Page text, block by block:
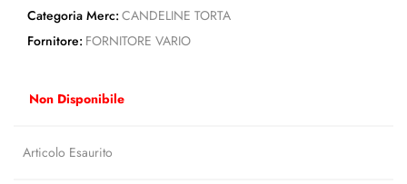
Categoria Merc: CANDELINE TORTA
Fornitore: FORNITORE VARIO
Non Disponibile
Articolo Esaurito